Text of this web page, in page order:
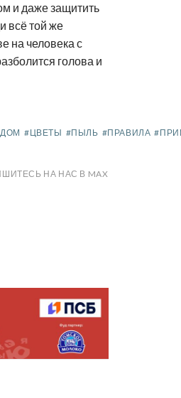
и даже защитить
всё той же
на человека с
голова и
#ЦВЕТЫ #ПЫЛЬ #ПРАВИЛА
НА НАС В MAX